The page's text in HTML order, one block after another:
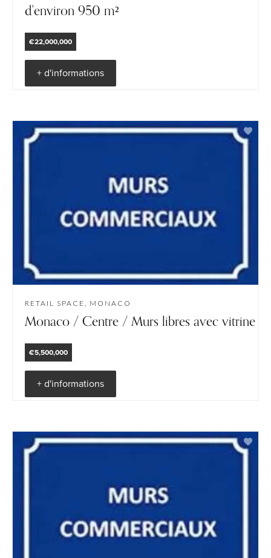
d'environ 950 m²
€22,000,000
+ d'informations
RETAIL SPACE, MONACO
Monaco / Centre / Murs libres avec vitrine
€5,500,000
+ d'informations